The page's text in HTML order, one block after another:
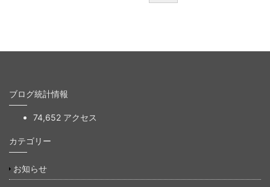
ブログ統計情報
74,652 アクセス
カテゴリー
お知らせ